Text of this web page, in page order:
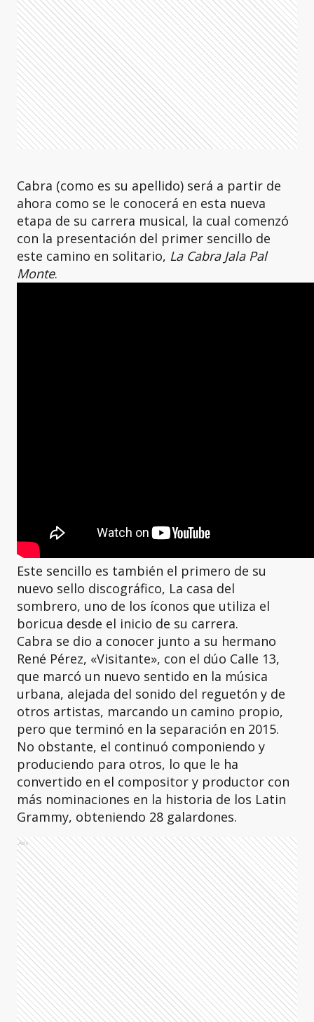
Cabra (como es su apellido) será a partir de
ahora como se le conocerá en esta nueva
etapa de su carrera musical, la cual comenzó
con la presentación del primer sencillo de
este camino en solitario, La Cabra Jala Pal
Monte.
Este sencillo es también el primero de su
nuevo sello discográfico, La casa del
sombrero, uno de los íconos que utiliza el
boricua desde el inicio de su carrera.
Cabra se dio a conocer junto a su hermano
René Pérez, «Visitante», con el dúo Calle 13,
que marcó un nuevo sentido en la música
urbana, alejada del sonido del reguetón y de
otros artistas, marcando un camino propio,
pero que terminó en la separación en 2015.
No obstante, el continuó componiendo y
produciendo para otros, lo que le ha
convertido en el compositor y productor con
más nominaciones en la historia de los Latin
Grammy, obteniendo 28 galardones.
Ads